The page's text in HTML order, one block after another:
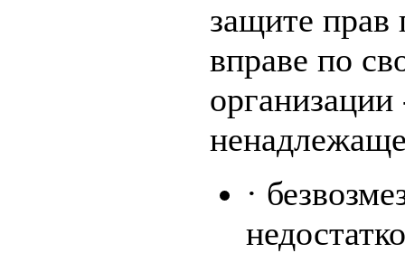
защите прав
вправе по
·